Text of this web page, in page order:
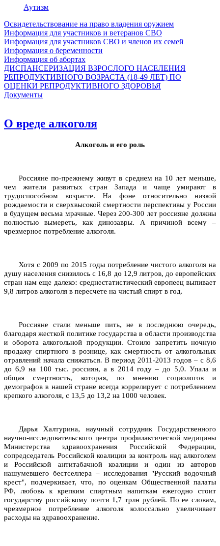
Аутизм
Освидетельствование на право владения оружием
Информация для участников и ветеранов СВО
Информация для участников СВО и членов их семей
Информация о беременности
Информация об абортах
ДИСПАНСЕРИЗАЦИЯ ВЗРОСЛОГО НАСЕЛЕНИЯ
РЕПРОДУКТИВНОГО ВОЗРАСТА (18-49 ЛЕТ) ПО
ОЦЕНКИ РЕПРОДУКТИВНОГО ЗДОРОВЬЯ
Документы
О вреде алкоголя
Алкоголь и его роль
Россияне по-прежнему живут в среднем на 10 лет меньше,
чем жители развитых стран Запада и чаще умирают в
трудоспособном возрасте. На фоне относительно низкой
рождаемости и сверхвысокой смертности перспективы у России
в будущем весьма мрачные. Через 200-300 лет россияне должны
полностью вымереть, как динозавры. А причиной всему –
чрезмерное потребление алкоголя.
Хотя с 2009 по 2015 годы потребление чистого алкоголя на
душу населения снизилось с 16,8 до 12,9 литров, до европейских
стран нам еще далеко: среднестатистический европеец выпивает
9,8 литров алкоголя в пересчете на чистый спирт в год.
Россияне стали меньше пить, не в последнюю очередь,
благодаря жесткой политике государства в области производства
и оборота алкогольной продукции. Стоило запретить ночную
продажу спиртного в рознице, как смертность от алкогольных
отравлений начала снижаться. В период 2011-2013 годов – с 8,6
до 6,9 на 100 тыс. россиян, а в 2014 году – до 5,0. Упала и
общая смертность, которая, по мнению социологов и
демографов в нашей стране всегда коррелирует с потреблением
крепкого алкоголя, с 13,5 до 13,2 на 1000 человек.
Дарья Халтурина, научный сотрудник Государственного
научно-исследовательского центра профилактической медицины
Министерства здравоохранения Российской Федерации,
сопредседатель Российской коалиции за контроль над алкоголем
и Российской антитабачной коалиции и один из авторов
нашумевшего бестселлера – исследования "Русский водочный
крест", подчеркивает, что, по оценкам Общественной палаты
РФ, любовь к крепким спиртным напиткам ежегодно стоит
государству российскому почти 1,7 трлн рублей. По ее словам,
чрезмерное потребление алкоголя колоссально увеличивает
расходы на здравоохранение.